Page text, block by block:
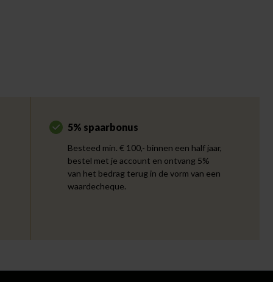
5% spaarbonus
Besteed min. € 100,- binnen een half jaar,
bestel met je account en ontvang 5%
van het bedrag terug in de vorm van een
waardecheque.